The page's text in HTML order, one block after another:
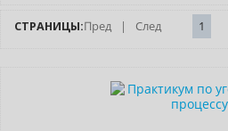
СТРАНИЦЫ:Пред | След 1